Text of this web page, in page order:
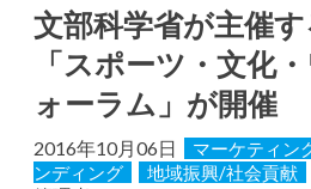
文部科学省が主催
「スポーツ・文化
ォーラム」が開催
2016年10月06日
マーケティン
ンディング
地域振興/社会貢献